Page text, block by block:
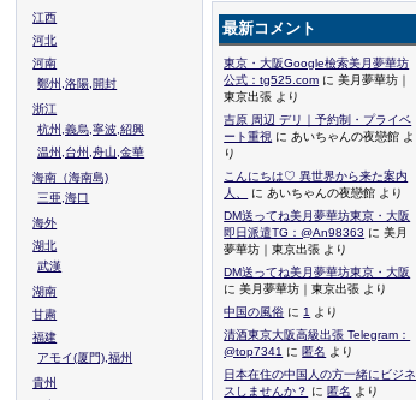
江西
河北
河南
鄭州,洛陽,開封
浙江
杭州,義烏,寧波,紹興
温州,台州,舟山,金華
海南（海南島)
三亜,海口
海外
湖北
武漢
湖南
甘粛
福建
アモイ(厦門),福州
貴州
最新コメント
東京・大阪Google檢索美月夢華坊
公式：tg525.com に 美月夢華坊｜
東京出張 より
吉原 周辺 デリ｜予約制・プライベ
ート重視 に あいちゃんの夜戀館 よ
り
こんにちは♡ 異世界から来た案内
人、
に あいちゃんの夜戀館 より
DM送ってね美月夢華坊東京・大阪
即日派遣TG：@An98363 に 美月
夢華坊｜東京出張 より
DM送ってね美月夢華坊東京・大阪
に 美月夢華坊｜東京出張 より
中国の風俗 に 1
より
清酒東京大阪高級出張 Telegram：
@top7341 に 匿名 より
日本在住の中国人の方一緒にビジネ
スしませんか？ に 匿名 より